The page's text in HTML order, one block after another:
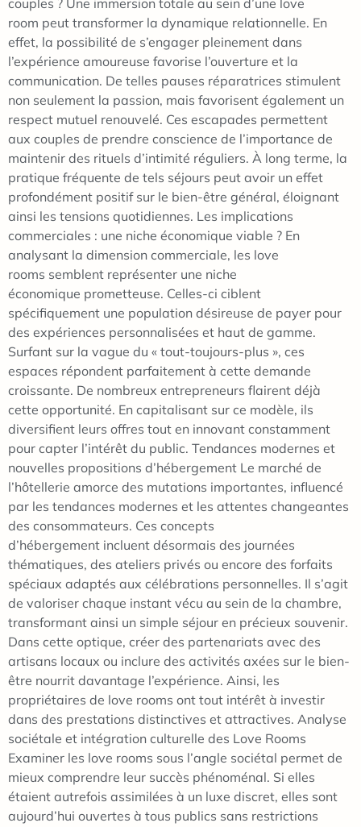
room peut transformer la dynamique relationnelle. En
effet, la possibilité de s’engager pleinement dans
l’expérience amoureuse favorise l’ouverture et la
communication. De telles pauses réparatrices stimulent
non seulement la passion, mais favorisent également un
respect mutuel renouvelé. Ces escapades permettent
aux couples de prendre conscience de l’importance de
maintenir des rituels d’intimité réguliers. À long terme, la
pratique fréquente de tels séjours peut avoir un effet
profondément positif sur le bien-être général, éloignant
ainsi les tensions quotidiennes. Les implications
commerciales : une niche économique viable ? En
analysant la dimension commerciale, les love
rooms semblent représenter une niche
économique prometteuse. Celles-ci ciblent
spécifiquement une population désireuse de payer pour
des expériences personnalisées et haut de gamme.
Surfant sur la vague du « tout-toujours-plus », ces
espaces répondent parfaitement à cette demande
croissante. De nombreux entrepreneurs flairent déjà
cette opportunité. En capitalisant sur ce modèle, ils
diversifient leurs offres tout en innovant constamment
pour capter l’intérêt du public. Tendances modernes et
nouvelles propositions d’hébergement Le marché de
l’hôtellerie amorce des mutations importantes, influencé
par les tendances modernes et les attentes changeantes
des consommateurs. Ces concepts
d’hébergement incluent désormais des journées
thématiques, des ateliers privés ou encore des forfaits
spéciaux adaptés aux célébrations personnelles. Il s’agit
de valoriser chaque instant vécu au sein de la chambre,
transformant ainsi un simple séjour en précieux souvenir.
Dans cette optique, créer des partenariats avec des
artisans locaux ou inclure des activités axées sur le bien-
être nourrit davantage l’expérience. Ainsi, les
propriétaires de love rooms ont tout intérêt à investir
dans des prestations distinctives et attractives. Analyse
sociétale et intégration culturelle des Love Rooms
Examiner les love rooms sous l’angle sociétal permet de
mieux comprendre leur succès phénoménal. Si elles
étaient autrefois assimilées à un luxe discret, elles sont
aujourd’hui ouvertes à tous publics sans restrictions